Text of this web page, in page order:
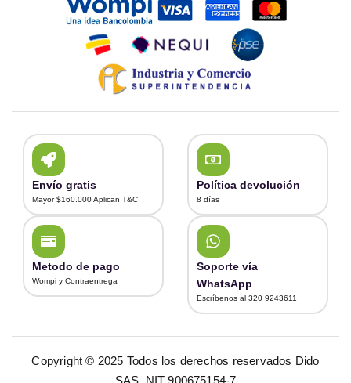
Envío gratis
Mayor $160.000 Aplican T&C
Política devolución
8 días
Metodo de pago
Wompi y Contraentrega
Soporte vía
WhatsApp
Escríbenos al 320 9243611
Copyright © 2025 Todos los derechos reservados Dido
SAS. NIT 900675154-7